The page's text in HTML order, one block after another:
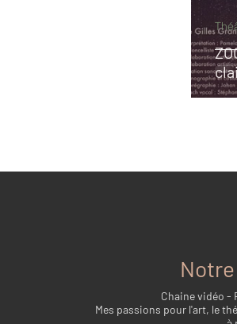
Chaine vidéo -
Mes passions pour l'art, le